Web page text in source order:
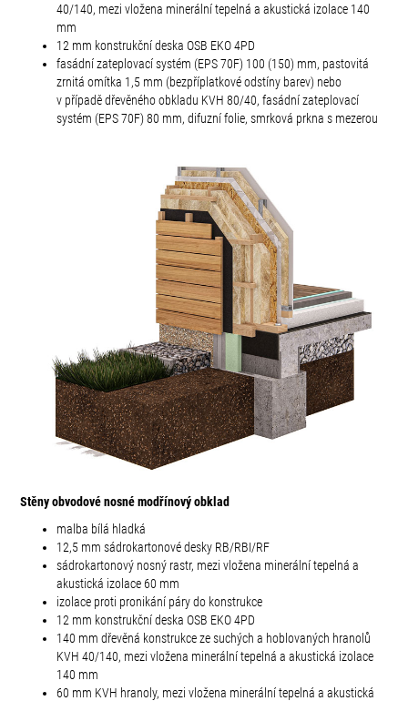
40/140, mezi vložena minerální tepelná a akustická izolace 140
mm
12 mm konstrukční deska OSB EKO 4PD
fasádní zateplovací systém (EPS 70F) 100 (150) mm, pastovitá
zrnitá omítka 1,5 mm (bezpříplatkové odstíny barev) nebo
v případě dřevěného obkladu KVH 80/40, fasádní zateplovací
systém (EPS 70F) 80 mm, difuzní folie, smrková prkna s mezerou
Stěny obvodové nosné modřínový obklad
malba bílá hladká
12,5 mm sádrokartonové desky RB/RBI/RF
sádrokartonový nosný rastr, mezi vložena minerální tepelná a
akustická izolace 60 mm
izolace proti pronikání páry do konstrukce
12 mm konstrukční deska OSB EKO 4PD
140 mm dřevěná konstrukce ze suchých a hoblovaných hranolů
KVH 40/140, mezi vložena minerální tepelná a akustická izolace
140 mm
60 mm KVH hranoly, mezi vložena minerální tepelná a akustická